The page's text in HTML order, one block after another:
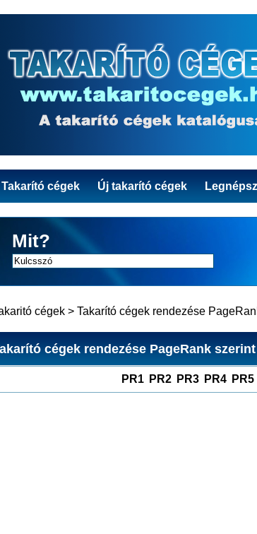
Takarító cégek Új takarító cégek
Mit?
cégek > Takarító cégek rendezése
cégek rendezése PageRank
PR1 PR2 PR3 PR4 PR5